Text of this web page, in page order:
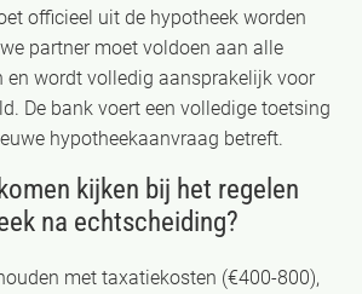
officieel uit de hypotheek worden
partner moet voldoen aan alle
en wordt volledig aansprakelijk voor
De bank voert een volledige toetsing
hypotheekaanvraag betreft.
kijken bij het regelen
na echtscheiding?
met taxatiekosten (€400-800),